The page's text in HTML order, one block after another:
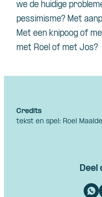
we de huidige
pessimisme? Met
Met een knipoog of
met Roel of met Jos?
Credits
tekst en spel: Roel
Deel